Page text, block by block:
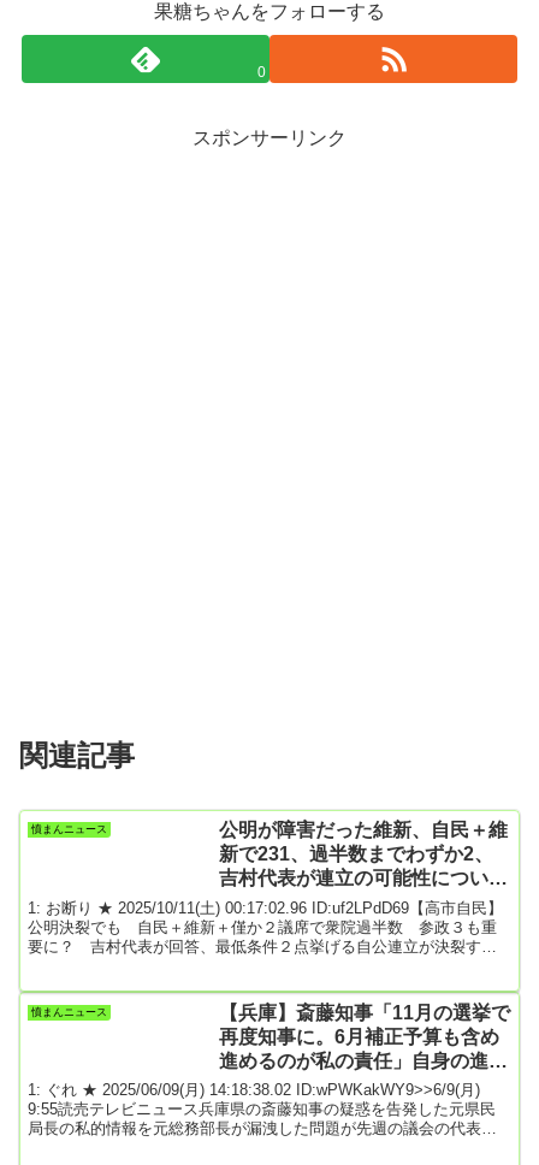
果糖ちゃんをフォローする
0
スポンサーリンク
関連記事
憤まんニュース
公明が障害だった維新、自民＋維
新で231、過半数までわずか2、
吉村代表が連立の可能性について
回答 ★5
1: お断り ★ 2025/10/11(土) 00:17:02.96 ID:uf2LPdD69【高市自民】
公明決裂でも 自民＋維新＋僅か２議席で衆院過半数 参政３も重
要に？ 吉村代表が回答、最低条件２点挙げる自公連立が決裂すれ
「ひるおび」では、この自公立維国の組み合わせが話題となった。
リモートで出演した維新・吉村洋文代表は、自民＋維新で過半数ま
で残りわずかであることを示すボード...
憤まんニュース
【兵庫】斎藤知事「11月の選挙で
再度知事に。6月補正予算も含め
進めるのが私の責任」自身の進退
問う声に 元総務部長への指示を
改めて否定
1: ぐれ ★ 2025/06/09(月) 14:18:38.02 ID:wPWKakWY9>>6/9(月)
9:55読売テレビニュース兵庫県の斎藤知事の疑惑を告発した元県民
局長の私的情報を元総務部長が漏洩した問題が先週の議会の代表質